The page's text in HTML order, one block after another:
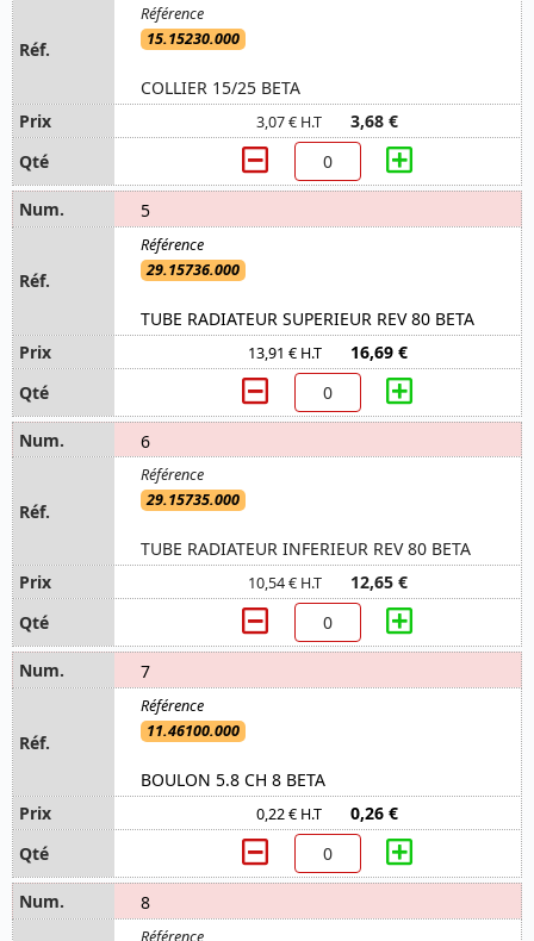
15.15230.000
COLLIER 15/25 BETA
3,07 € H.T 3,68 €
5
29.15736.000
TUBE RADIATEUR SUPERIEUR REV 80 BETA
13,91 € H.T 16,69 €
6
29.15735.000
TUBE RADIATEUR INFERIEUR REV 80 BETA
10,54 € H.T 12,65 €
7
11.46100.000
BOULON 5.8 CH 8 BETA
0,22 € H.T 0,26 €
8